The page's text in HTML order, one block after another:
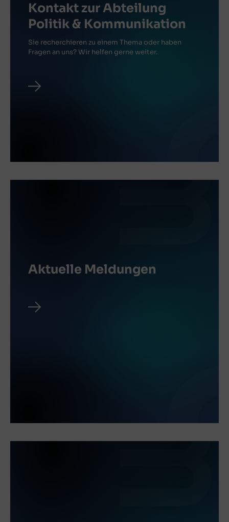
Kontakt zur Abteilung
Politik & Kommunikation
Sie recherchieren zu einem Thema oder haben
Fragen an uns? Wir helfen gerne weiter.
Aktuelle Meldungen